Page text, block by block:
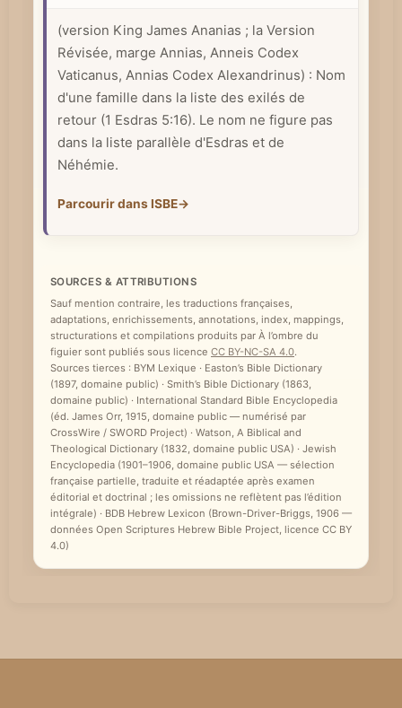
n
c
e
p
b
b
q
u
e
(version King James Ananias ; la Version
Révisée, marge Annias, Anneis Codex
Vaticanus, Annias Codex Alexandrinus) : Nom
d'une famille dans la liste des exilés de
retour (1 Esdras 5:16). Le nom ne figure pas
dans la liste parallèle d'Esdras et de
Néhémie.
Parcourir dans ISBE→
SOURCES & ATTRIBUTIONS
Sauf mention contraire, les traductions françaises,
adaptations, enrichissements, annotations, index, mappings,
structurations et compilations produits par À l’ombre du
figuier sont publiés sous licence CC BY-NC-SA 4.0.
Sources tierces : BYM Lexique · Easton’s Bible Dictionary
(1897, domaine public) · Smith’s Bible Dictionary (1863,
domaine public) · International Standard Bible Encyclopedia
(éd. James Orr, 1915, domaine public — numérisé par
CrossWire / SWORD Project) · Watson, A Biblical and
Theological Dictionary (1832, domaine public USA) · Jewish
Encyclopedia (1901–1906, domaine public USA — sélection
française partielle, traduite et réadaptée après examen
éditorial et doctrinal ; les omissions ne reflètent pas l’édition
intégrale) · BDB Hebrew Lexicon (Brown-Driver-Briggs, 1906 —
données Open Scriptures Hebrew Bible Project, licence CC BY
4.0)